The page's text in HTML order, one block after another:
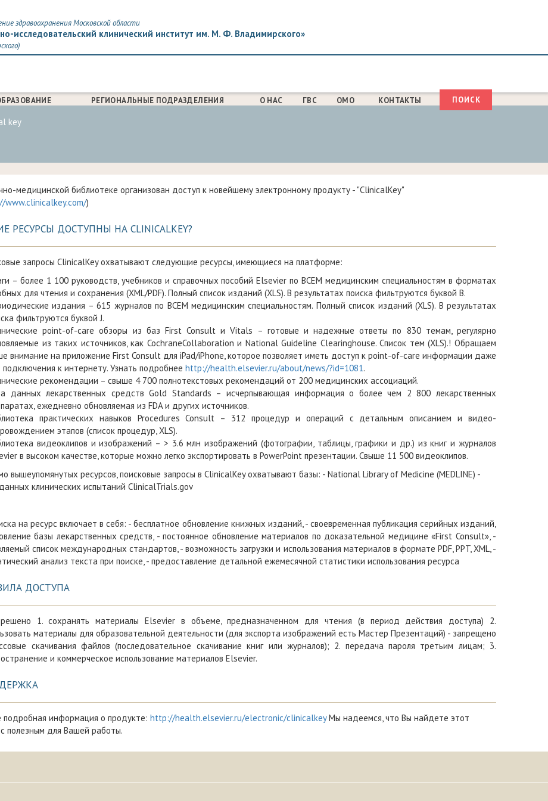
здравоохранения Московской области
исследовательский клинический институт им. М. Ф. Владимирского»
РЕГИОНАЛЬНЫЕ ПОДРАЗДЕЛЕНИЯ О НАС ГВС ОМО КОНТАКТЫ
ФОРМА
Поиск
key
медицинской библиотеке организован доступ к новейшему электронному продукту - "ClinicalKey"
www.clinicalkey.com/)
РЕСУРСЫ ДОСТУПНЫ НА CLINICALKEY?
запросы ClinicalKey охватывают следующие ресурсы, имеющиеся на платформе:
– более 1 100 руководств, учебников и справочных пособий Elsevier по ВСЕМ медицинским специальностям в форматах
для чтения и сохранения (XML/PDF). Полный список изданий (XLS). В результатах поиска фильтруются буквой B.
издания – 615 журналов по ВСЕМ медицинским специальностям. Полный список изданий (XLS). В результатах
фильтруются буквой J.
point-of-care обзоры из баз First Consult и Vitals – готовые и надежные ответы по 830 темам, регулярно
из таких источников, как CochraneCollaboration и National Guideline Clearinghouse. Список тем (XLS).! Обращаем
внимание на приложение First Consult для iPad/iPhone, которое позволяет иметь доступ к point-of-care информации даже
подключения к интернету. Узнать подробнее http://health.elsevier.ru/about/news/?id=1081.
рекомендации – свыше 4 700 полнотекстовых рекомендаций от 200 медицинских ассоциаций.
данных лекарственных средств Gold Standards – исчерпывающая информация о более чем 2 800 лекарственных
ежедневно обновляемая из FDA и других источников.
практических навыков Procedures Consult – 312 процедур и операций с детальным описанием и видео-
этапов (список процедур, XLS).
видеоклипов и изображений – > 3.6 млн изображений (фотографии, таблицы, графики и др.) из книг и журналов
в высоком качестве, которые можно легко экспортировать в PowerPoint презентации. Свыше 11 500 видеоклипов.
вышеупомянутых ресурсов, поисковые запросы в ClinicalKey охватывают базы: - National Library of Medicine (MEDLINE) -
клинических испытаний ClinicalTrials.gov
на ресурс включает в себя: - бесплатное обновление книжных изданий, - своевременная публикация серийных изданий,
базы лекарственных средств, - постоянное обновление материалов по доказательной медицине «First Consult», -
список международных стандартов, - возможность загрузки и использования материалов в формате PDF, PPT, XML, -
анализ текста при поиске, - предоставление детальной ежемесячной статистики использования ресурса
ДОСТУПА
1. сохранять материалы Elsevier в объеме, предназначенном для чтения (в период действия доступа) 2.
материалы для образовательной деятельности (для экспорта изображений есть Мастер Презентаций) - запрещено
скачивания файлов (последовательное скачивание книг или журналов); 2. передача пароля третьим лицам; 3.
и коммерческое использование материалов Elsevier.
подробная информация о продукте: http://health.elsevier.ru/electronic/clinicalkeyМы надеемся, что Вы найдете этот
полезным для Вашей работы.